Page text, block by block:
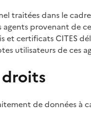
traitées dans le
provenant de
et certificats CITES
utilisateurs de ces
de données à